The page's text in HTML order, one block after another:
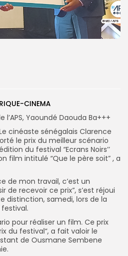
CINEMA
l’APS, Yaoundé Daouda Ba+++
cinéaste sénégalais Clarence
le prix du meilleur scénario
du festival “Ecrans Noirs’’
film intitulé “Que le père soit” , a
de mon travail, c’est un
de recevoir ce prix”, s’est réjoui
distinction, samedi, lors de la
pour réaliser un film. Ce prix
du festival“, a fait valoir le
de Ousmane Sembene